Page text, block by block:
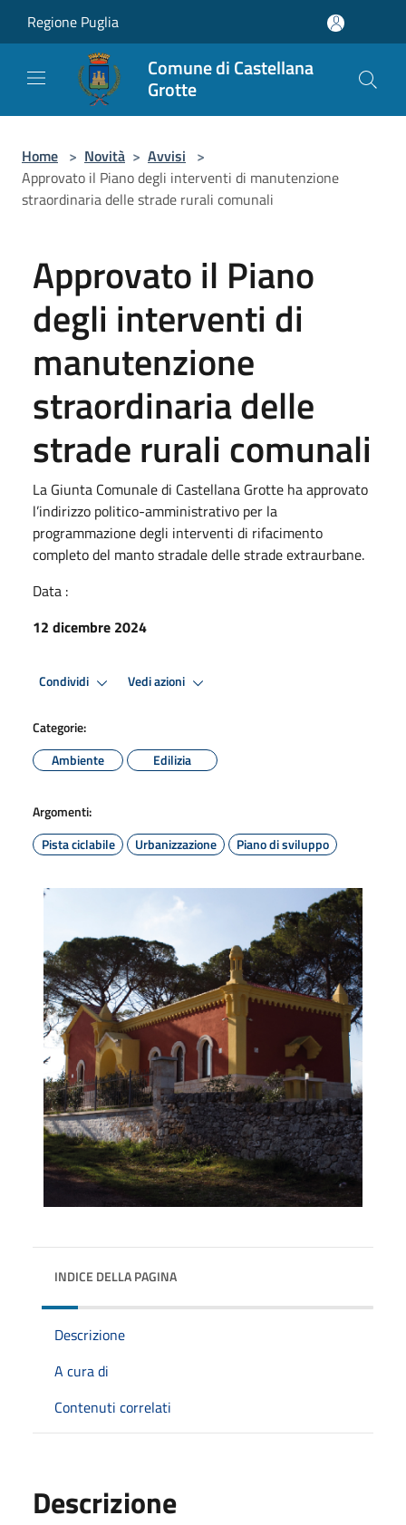
Regione Puglia
Comune di Castellana
Grotte
Home > Novità > Avvisi >
Approvato il Piano degli interventi di manutenzione
straordinaria delle strade rurali comunali
Approvato il Piano
degli interventi di
manutenzione
straordinaria delle
strade rurali comunali
La Giunta Comunale di Castellana Grotte ha approvato
l’indirizzo politico-amministrativo per la
programmazione degli interventi di rifacimento
completo del manto stradale delle strade extraurbane.
Data :
12 dicembre 2024
Condividi Vedi azioni
Categorie:
Ambiente
Edilizia
Argomenti:
Pista ciclabile
Urbanizzazione Piano di sviluppo
INDICE DELLA PAGINA
Descrizione
A cura di
Contenuti correlati
Descrizione